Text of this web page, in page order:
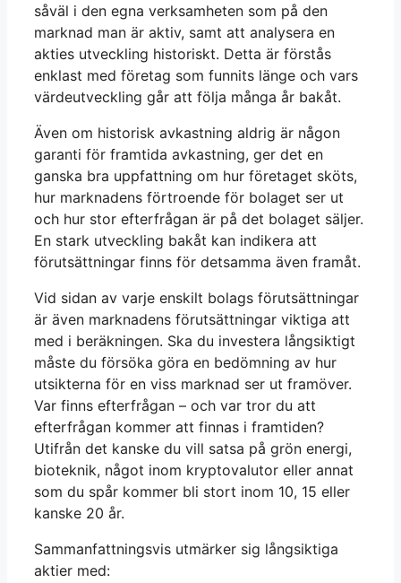
såväl i den egna verksamheten som på den
marknad man är aktiv, samt att analysera en
akties utveckling historiskt. Detta är förstås
enklast med företag som funnits länge och vars
värdeutveckling går att följa många år bakåt.
Även om historisk avkastning aldrig är någon
garanti för framtida avkastning, ger det en
ganska bra uppfattning om hur företaget sköts,
hur marknadens förtroende för bolaget ser ut
och hur stor efterfrågan är på det bolaget säljer.
En stark utveckling bakåt kan indikera att
förutsättningar finns för detsamma även framåt.
Vid sidan av varje enskilt bolags förutsättningar
är även marknadens förutsättningar viktiga att
med i beräkningen. Ska du investera långsiktigt
måste du försöka göra en bedömning av hur
utsikterna för en viss marknad ser ut framöver.
Var finns efterfrågan – och var tror du att
efterfrågan kommer att finnas i framtiden?
Utifrån det kanske du vill satsa på grön energi,
bioteknik, något inom kryptovalutor eller annat
som du spår kommer bli stort inom 10, 15 eller
kanske 20 år.
Sammanfattningsvis utmärker sig långsiktiga
aktier med: